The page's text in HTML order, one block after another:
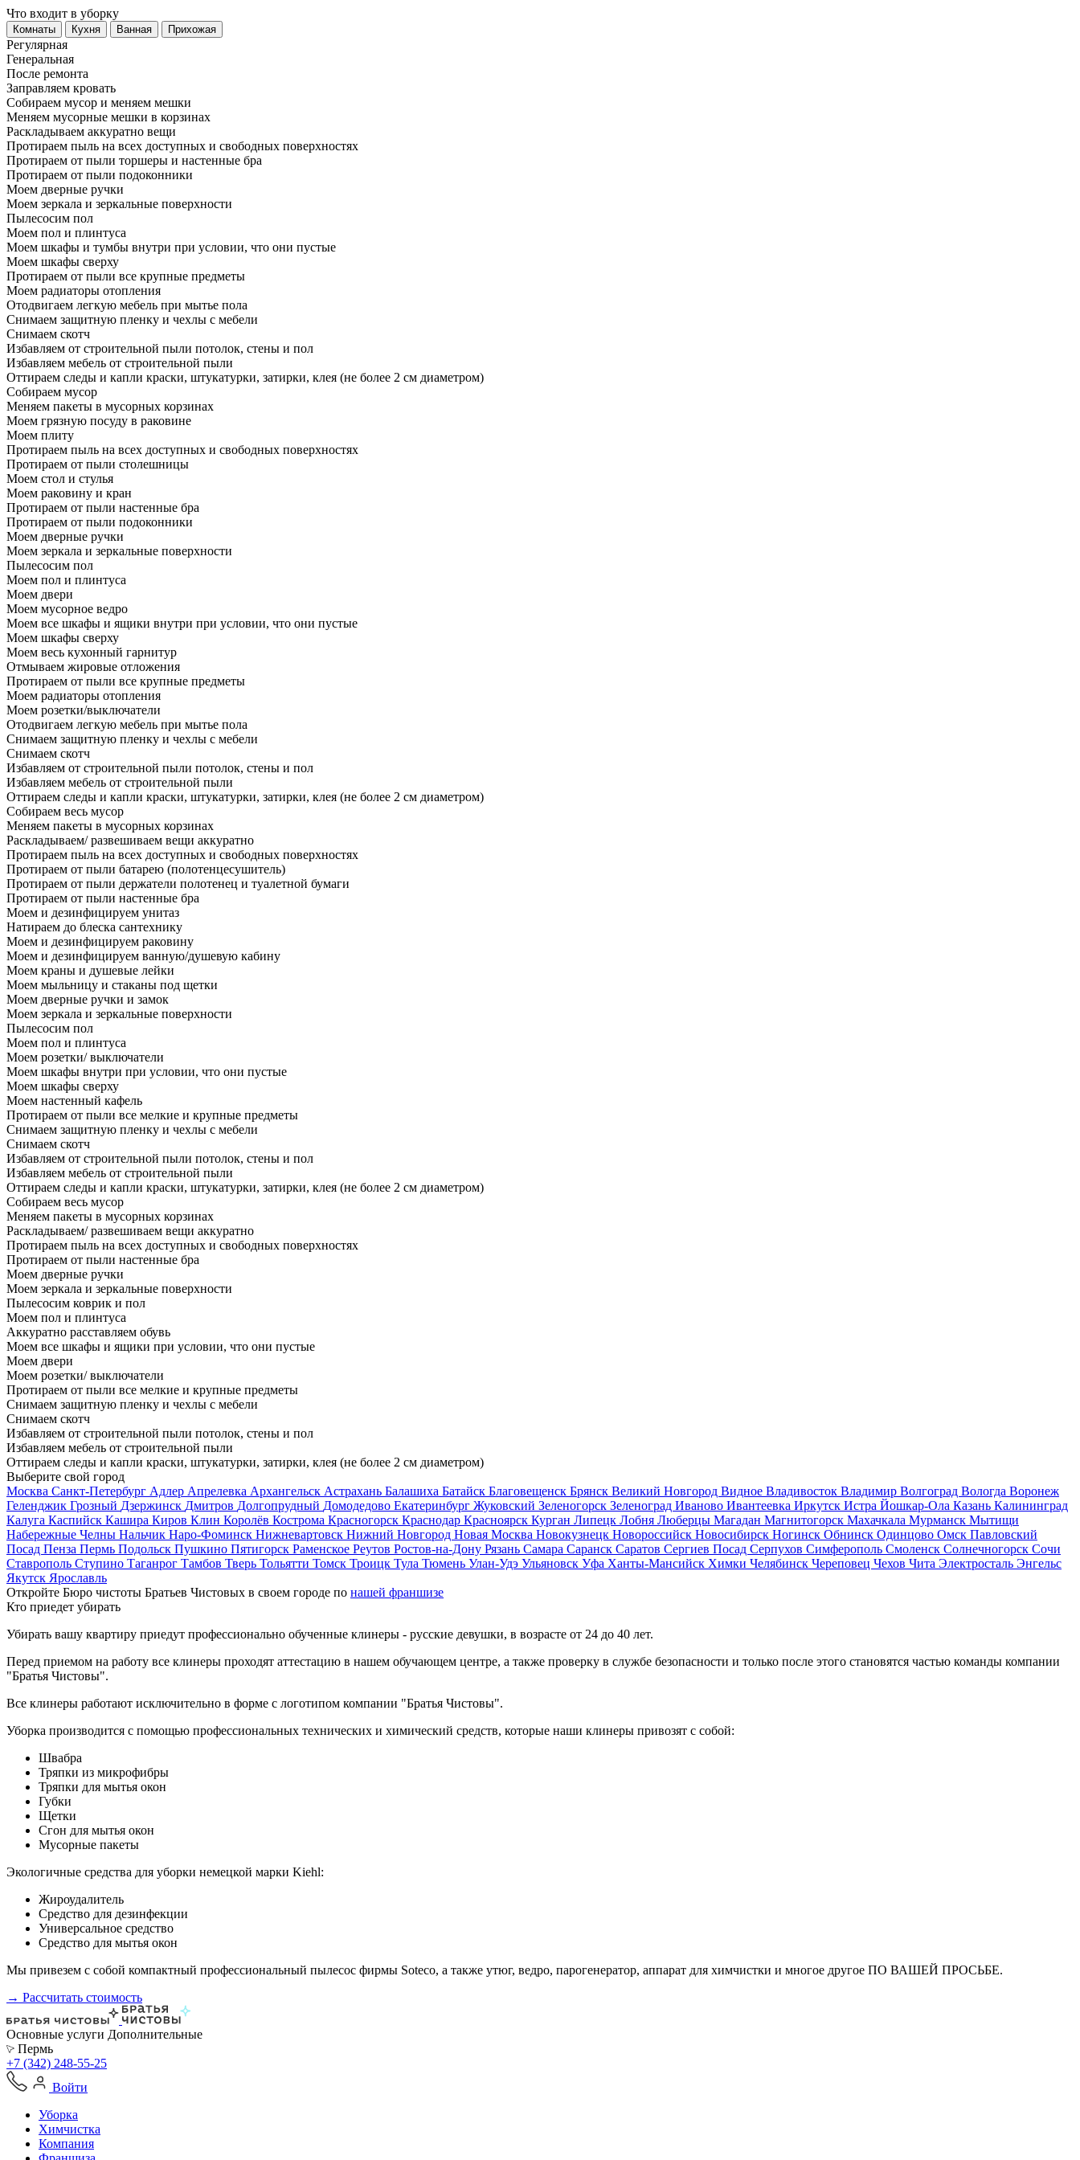
Что входит в уборку
Регу­лярная
Гене­ральная
После ремонта
Заправляем кровать
Собираем мусор и меняем мешки
Меняем мусорные мешки в корзинах
Раскладываем аккуратно вещи
Протираем пыль на всех доступных и свободных поверхностях
Протираем от пыли торшеры и настенные бра
Протираем от пыли подоконники
Моем дверные ручки
Моем зеркала и зеркальные поверхности
Пылесосим пол
Моем пол и плинтуса
Моем шкафы и тумбы внутри при условии, что они пустые
Моем шкафы сверху
Протираем от пыли все крупные предметы
Моем радиаторы отопления
Отодвигаем легкую мебель при мытье пола
Снимаем защитную пленку и чехлы с мебели
Снимаем скотч
Избавляем от строительной пыли потолок, стены и пол
Избавляем мебель от строительной пыли
Оттираем следы и капли краски, штукатурки, затирки, клея (не более 2 см диаметром)
Собираем мусор
Меняем пакеты в мусорных корзинах
Моем грязную посуду в раковине
Моем плиту
Протираем пыль на всех доступных и свободных поверхностях
Протираем от пыли столешницы
Моем стол и стулья
Моем раковину и кран
Протираем от пыли настенные бра
Протираем от пыли подоконники
Моем дверные ручки
Моем зеркала и зеркальные поверхности
Пылесосим пол
Моем пол и плинтуса
Моем двери
Моем мусорное ведро
Моем все шкафы и ящики внутри при условии, что они пустые
Моем шкафы сверху
Моем весь кухонный гарнитур
Отмываем жировые отложения
Протираем от пыли все крупные предметы
Моем радиаторы отопления
Моем розетки/выключатели
Отодвигаем легкую мебель при мытье пола
Снимаем защитную пленку и чехлы с мебели
Снимаем скотч
Избавляем от строительной пыли потолок, стены и пол
Избавляем мебель от строительной пыли
Оттираем следы и капли краски, штукатурки, затирки, клея (не более 2 см диаметром)
Собираем весь мусор
Меняем пакеты в мусорных корзинах
Раскладываем/ развешиваем вещи аккуратно
Протираем пыль на всех доступных и свободных поверхностях
Протираем от пыли батарею (полотенцесушитель)
Протираем от пыли держатели полотенец и туалетной бумаги
Протираем от пыли настенные бра
Моем и дезинфицируем унитаз
Натираем до блеска сантехнику
Моем и дезинфицируем раковину
Моем и дезинфицируем ванную/душевую кабину
Моем краны и душевые лейки
Моем мыльницу и стаканы под щетки
Моем дверные ручки и замок
Моем зеркала и зеркальные поверхности
Пылесосим пол
Моем пол и плинтуса
Моем розетки/ выключатели
Моем шкафы внутри при условии, что они пустые
Моем шкафы сверху
Моем настенный кафель
Протираем от пыли все мелкие и крупные предметы
Снимаем защитную пленку и чехлы с мебели
Снимаем скотч
Избавляем от строительной пыли потолок, стены и пол
Избавляем мебель от строительной пыли
Оттираем следы и капли краски, штукатурки, затирки, клея (не более 2 см диаметром)
Собираем весь мусор
Меняем пакеты в мусорных корзинах
Раскладываем/ развешиваем вещи аккуратно
Протираем пыль на всех доступных и свободных поверхностях
Протираем от пыли настенные бра
Моем дверные ручки
Моем зеркала и зеркальные поверхности
Пылесосим коврик и пол
Моем пол и плинтуса
Аккуратно расставляем обувь
Моем все шкафы и ящики при условии, что они пустые
Моем двери
Моем розетки/ выключатели
Протираем от пыли все мелкие и крупные предметы
Снимаем защитную пленку и чехлы с мебели
Снимаем скотч
Избавляем от строительной пыли потолок, стены и пол
Избавляем мебель от строительной пыли
Оттираем следы и капли краски, штукатурки, затирки, клея (не более 2 см диаметром)
Выберите свой город
Москва Санкт-Петербург Адлер Апрелевка Архангельск Астрахань Балашиха Батайск Благовещенск Брянск Великий Новгород Видное Владивосток Владимир Волгоград Вологда Воронеж
Геленджик Грозный Дзержинск Дмитров Долгопрудный Домодедово Екатеринбург Жуковский Зеленогорск Зеленоград Иваново Ивантеевка Иркутск Истра Йошкар-Ола Казань Калининград
Калуга Каспийск Кашира Киров Клин Королёв Кострома Красногорск Краснодар Красноярск Курган Липецк Лобня Люберцы Магадан Магнитогорск Махачкала Мурманск Мытищи
Набережные Челны Нальчик Наро-Фоминск Нижневартовск Нижний Новгород Новая Москва Новокузнецк Новороссийск Новосибирск Ногинск Обнинск Одинцово Омск Павловский
Посад Пенза Пермь Подольск Пушкино Пятигорск Раменское Реутов Ростов-на-Дону Рязань Самара Саранск Саратов Сергиев Посад Серпухов Симферополь Смоленск Солнечногорск Сочи
Ставрополь Ступино Таганрог Тамбов Тверь Тольятти Томск Троицк Тула Тюмень Улан-Удэ Ульяновск Уфа Ханты-Мансийск Химки Челябинск Череповец Чехов Чита Электросталь Энгельс
Якутск Ярославль
Откройте Бюро чистоты Братьев Чистовых в своем городе по нашей франшизе
Кто приедет убирать
Убирать вашу квартиру приедут профессионально обученные клинеры - русские девушки, в возрасте от 24 до 40 лет.
Перед приемом на работу все клинеры проходят аттестацию в нашем обучающем центре, а также проверку в службе безопасности и только после этого становятся частью команды компании
"Братья Чистовы".
Все клинеры работают исключительно в форме с логотипом компании "Братья Чистовы".
Уборка производится с помощью профессиональных технических и химический средств, которые наши клинеры привозят с собой:
Швабра
Тряпки из микрофибры
Тряпки для мытья окон
Губки
Щетки
Сгон для мытья окон
Мусорные пакеты
Экологичные средства для уборки немецкой марки Kiehl:
Жироудалитель
Средство для дезинфекции
Универсальное средство
Средство для мытья окон
Мы привезем с собой компактный профессиональный пылесос фирмы Soteco, а также утюг, ведро, парогенератор, аппарат для химчистки и многое другое ПО ВАШЕЙ ПРОСЬБЕ.
→ Рассчитать стоимость
Основные услуги Дополнительные
Пермь
+7 (342) 248-55-25
Войти
Уборка
Химчистка
Компания